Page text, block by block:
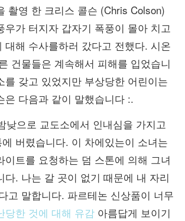
촬영 한 크리스 콜슨 (Chris Colson)
우가 터지자 갑자기 폭풍이 몰아 치고
대해 수사를하러 갔다고 전했다. 시온
건물들은 계속해서 피해를 입었습니
를 갖고 있었지만 부상당한 어린이는
은 다음과 같이 말했습니다 :.
낮으로 교도소에서 인내심을 가지고
버렸습니다. 이 차에있는이 소녀는
이트를 요청하는 덤 스톤에 의해 그녀
다. 나는 갈 곳이 없기 때문에 내 자리
고 말합니다. 파르테논 신상품이 너무
당한 것에 대해 유감 아름답게 보이기